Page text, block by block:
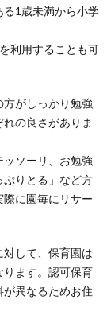
る1歳未満から小学
利用することも可
がしっかり勉強
の良さがありま
ソーリ、お勉強
ぷりとる」など方
に園毎にリサー
して、保育園は
ます。認可保育
異なるためお住